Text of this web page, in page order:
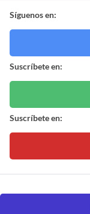
Síguenos en:
Suscríbete en:
Suscríbete en: